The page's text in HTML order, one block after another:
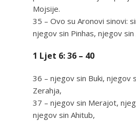
Mojsije.
35 – Ovo su Aronovi sinovi:
njegov sin Pinhas, njegov sin
1 Ljet 6: 36 – 40
36 – njegov sin Buki, njegov
Zerahja,
37 – njegov sin Merajot,
njegov sin Ahitub,